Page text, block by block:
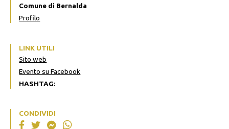
Comune di Bernalda
Profilo
LINK UTILI
Sito web
Evento su Facebook
HASHTAG:
CONDIVIDI